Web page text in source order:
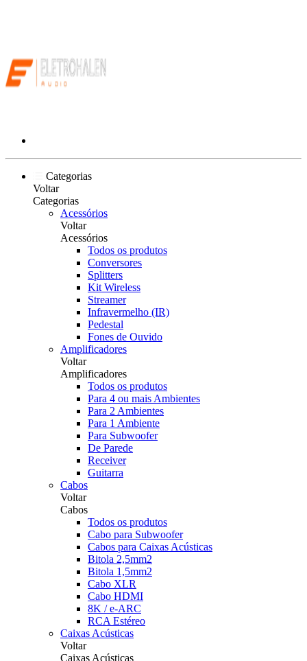
Categorias
Voltar
Categorias
Acessórios
Voltar
Acessórios
Todos os produtos
Conversores
Splitters
Kit Wireless
Streamer
Infravermelho (IR)
Pedestal
Fones de Ouvido
Amplificadores
Voltar
Amplificadores
Todos os produtos
Para 4 ou mais Ambientes
Para 2 Ambientes
Para 1 Ambiente
Para Subwoofer
De Parede
Receiver
Guitarra
Cabos
Voltar
Cabos
Todos os produtos
Cabo para Subwoofer
Cabos para Caixas Acústicas
Bitola 2,5mm2
Bitola 1,5mm2
Cabo XLR
Cabo HDMI
8K / e-ARC
RCA Estéreo
Caixas Acústicas
Voltar
Caixas Acústicas